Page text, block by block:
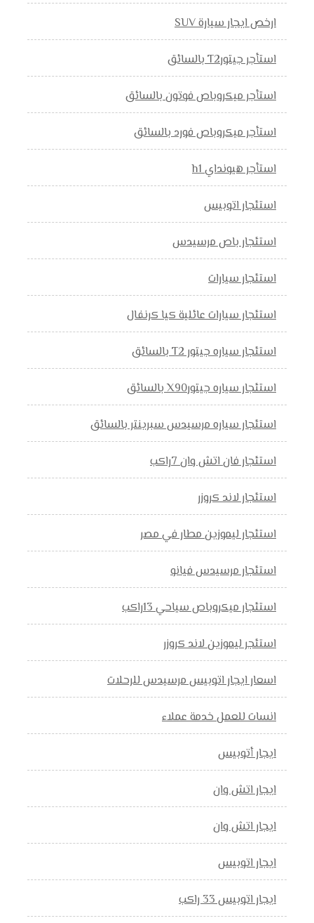
ارخص ايجار سيارة SUV
استأجر جيتورT2 بالسائق
استأجر ميكروباص فوتون بالسائق
استأجر ميكروباص فورد بالسائق
استأجر هيونداي h1
استئجار اتوبيس
استئجار باص مرسيدس
استئجار سيارات
استئجار سيارات عائلية كيا كرنفال
استئجار سياره جيتور T2 بالسائق
استئجار سياره جيتورX90 بالسائق
استئجار سياره مرسيدس سبرينتر بالسائق
استئجار فان اتش وان 7راكب
استئجار لاند كروزر
استئجار ليموزين مطار في مصر
استئجار مرسيدس فيانو
استئجار ميكروباص سياحي 13راكب
استئجر ليموزين لاند كروزر
اسعار ايجار اتوبيس مرسيدس للرحلات
انسات للعمل خدمة عملاء
ايجار أتوبيس
ايجار اتش وان
ايجار اتش وان
ايجار اتوبيس
ايجار اتوبيس 33 راكب